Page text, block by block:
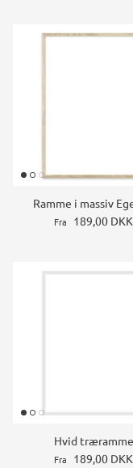
Ramme i massiv
Fra 189,00 DKK
Hvid træramme
Fra 189,00 DKK